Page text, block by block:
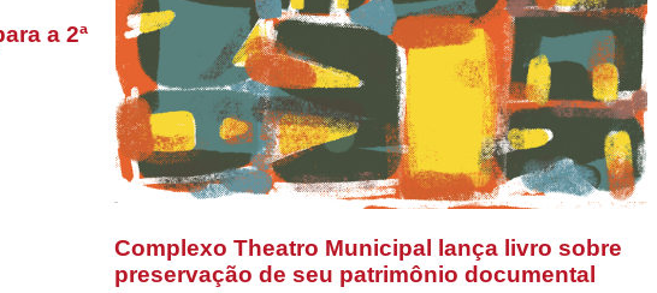
a 2ª
Complexo Theatro Municipal lança livro sobre
preservação de seu patrimônio documental